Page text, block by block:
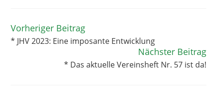
Weitere
Artikel
ansehen
Vorheriger Beitrag
* JHV 2023: Eine imposante Entwicklung
Nächster Beitrag
* Das aktuelle Vereinsheft Nr. 57 ist da!